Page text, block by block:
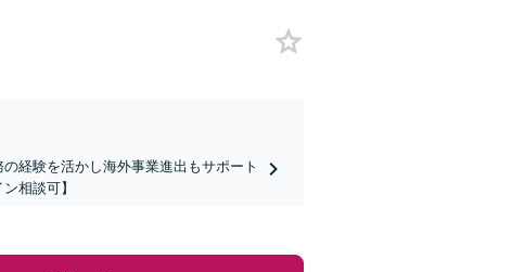
経験を活かし海外事業進出もサポート
相談可】